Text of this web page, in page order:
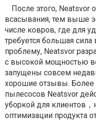
После этого, Neatsvor
всасывания, тем выше
числе ковров, где для
требуется большая
проблему, Neatsvor
с высокой мощностью
запущены совсем
хорошие отзывы.
пылесосов Neatsvor
уборкой для клиентов ，
оптимизации продукта